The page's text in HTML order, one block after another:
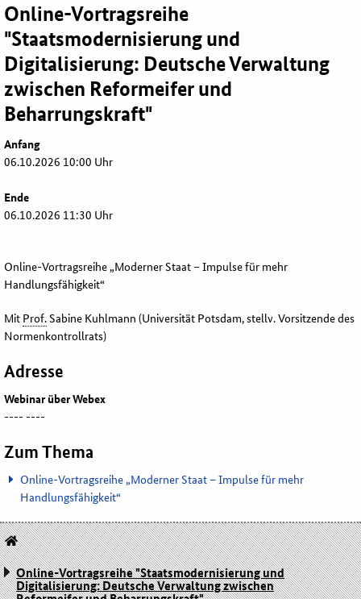
Online-Vortragsreihe
"Staatsmodernisierung und
Digitalisierung: Deutsche Verwaltung
zwischen Reformeifer und
Beharrungskraft"
Anfang
06.10.2026 10:00 Uhr
Ende
06.10.2026 11:30 Uhr
Online-Vortragsreihe „Moderner Staat – Impulse für mehr
Handlungsfähigkeit“
Mit Prof.Sabine Kuhlmann (Universität Potsdam, stellv. Vorsitzende des
Normenkontrollrats)
Adresse
Webinar über Webex
---- ----
Zum Thema
Online-Vortragsreihe „Moderner Staat – Impulse für mehr
Handlungsfähigkeit“
Online-Vortragsreihe "Staatsmodernisierung und
Digitalisierung: Deutsche Verwaltung zwischen